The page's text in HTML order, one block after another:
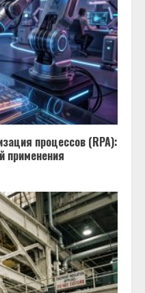
процессов (RPA):
применения